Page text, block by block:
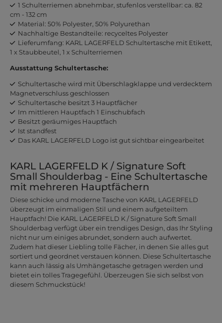
1 Schulterriemen abnehmbar, stufenlos verstellbar: ca. 82
cm - 132 cm
Material: 50% Polyester, 50% Polyurethan
Nachhaltige Bestandteile: recyceltes Polyester
Lieferumfang: KARL LAGERFELD Schultertasche mit Etikett,
1 x Staubbeutel, 1 x Schulterriemen
Ausstattung Schultertasche:
Schultertasche wird mit Überschlagklappe und verdecktem
Magnetverschluss geschlossen
Schultertasche besitzt 3 Hauptfächer
Im mittleren Hauptfach 1 Einschubfach
Besitzt geräumiges Hauptfach
Ist standfest
Das KARL LAGERFELD Logo ist gut sichtbar eingearbeitet
KARL LAGERFELD K / Signature Soft
Small Shoulderbag - Eine Schultertasche
mit mehreren Hauptfächern
Diese schicke und moderne Tasche von KARL LAGERFELD
überzeugt im einmaligen Stil und einem aufgeteiltem
Hauptfach! Die KARL LAGERFELD K / Signature Soft Small
Shoulderbag verfügt über ein trendiges Design, das Ihr Styling
nicht nur um einiges abrundet, sondern auch aufwertet.
Zudem hat dieser Liebling tolle Fächer, in denen Sie alles gut
sortiert und geordnet verstauen können. Diese Schultertasche
kann auch lässig als Umhängetasche getragen werden und
bietet ein tolles Tragegefühl. Überzeugen Sie sich selbst von
diesem Schmuckstück!